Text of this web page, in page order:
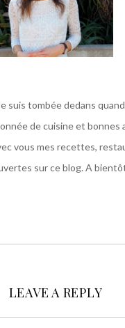
suis tombée dedans
de cuisine et bonnes
vous mes recettes,
sur ce blog. A
LEAVE A REPLY